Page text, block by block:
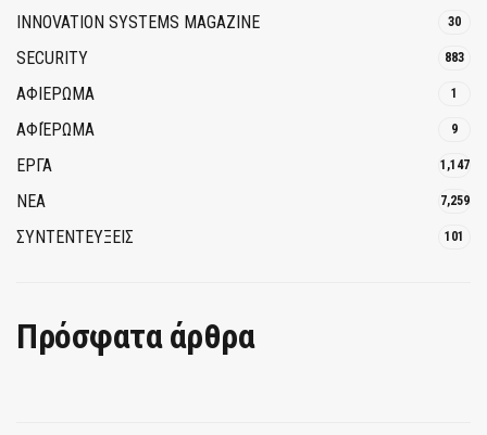
INNOVATION SYSTEMS MAGAZINE 30
SECURITY 883
ΑΦΙΕΡΩΜΑ 1
ΑΦΙΈΡΩΜΑ 9
ΕΡΓΑ 1,147
ΝΕΑ 7,259
ΣΥΝΤΕΝΤΕΥΞΕΙΣ 101
Πρόσφατα άρθρα